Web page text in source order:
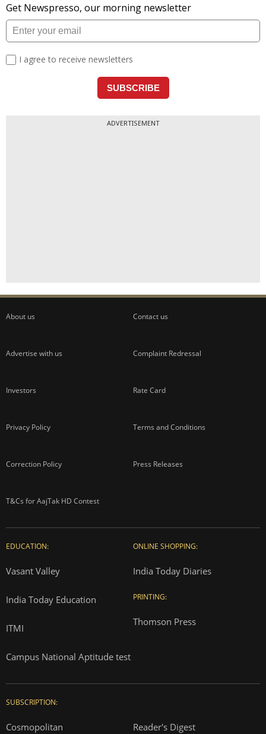
ADVERTISEMENT
About us Contact us
Advertise with us Complaint Redressal
Investors Rate Card
Privacy Policy Terms and Conditions
Correction Policy Press Releases
T&Cs for AajTak HD Contest
EDUCATION:
Vasant Valley
India Today Education
ITMI
Campus National Aptitude test
ONLINE SHOPPING:
India Today Diaries
PRINTING:
Thomson Press
SUBSCRIPTION:
Cosmopolitan Reader's Digest